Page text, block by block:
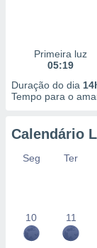
Primeira luz
05:19
Duração do dia
Tempo para o
Calendário
Seg Ter
10 11